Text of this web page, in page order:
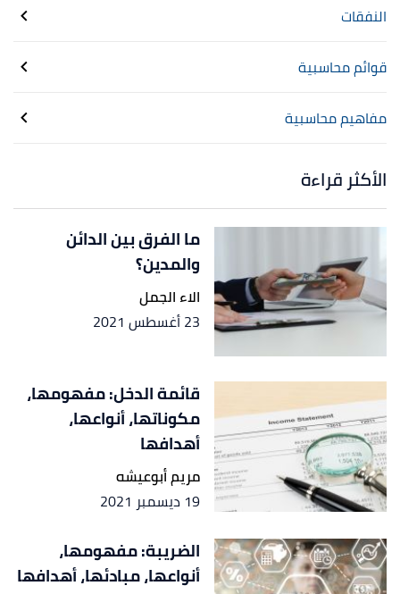
النفقات
قوائم محاسبية
مفاهيم محاسبية
الأكثر قراءة
ما الفرق بين الدائن
والمدين؟
الاء الجمل
23 أغسطس 2021
قائمة الدخل: مفهومها،
مكوناتها، أنواعها،
أهدافها
مريم أبوعيشه
19 ديسمبر 2021
الضريبة: مفهومها،
أنواعها، مبادئها، أهدافها